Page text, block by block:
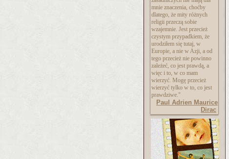
mnie znaczenia, choćby
dlatego, że mity różnych
religii przeczą sobie
wzajemnie. Jest przecież
czystym przypadkiem, że
urodziłem się tutaj, w
Europie, a nie w Azji, a od
tego przecież nie powinno
zależeć, co jest prawdą, a
więc i to, w co mam
wierzyć. Mogę przecież
wierzyć tylko w to, co jest
prawdziwe."
Paul Adrien Maurice
Dirac